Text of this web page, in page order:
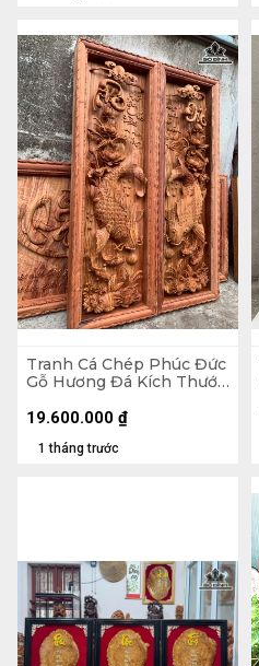
Tranh Cá Chép Phúc Đức
Gỗ Hương Đá Kích Thước
1 tháng trước
19.600.000 ₫